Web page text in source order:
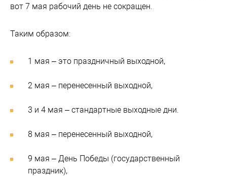
вот 7 мая рабочий день не сокращен.
Таким образом:
1 мая – это праздничный выходной,
2 мая – перенесенный выходной,
3 и 4 мая – стандартные выходные дни.
8 мая – перенесенный выходной,
9 мая – День Победы (государственный
праздник),